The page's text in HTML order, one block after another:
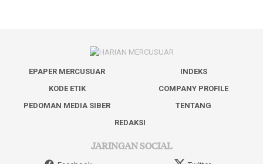
EPAPER MERCUSUAR
INDEKS
KODE ETIK
COMPANY PROFILE
PEDOMAN MEDIA SIBER
TENTANG
REDAKSI
JARINGAN SOCIAL